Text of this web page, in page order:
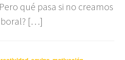
qué pasa si no creamos
[…]